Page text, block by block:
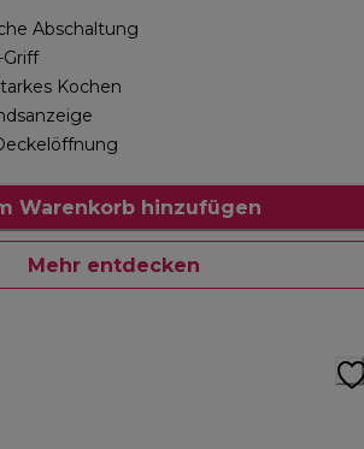
Abschaltung
Kochen
Warenkorb hinzufügen
Mehr entdecken